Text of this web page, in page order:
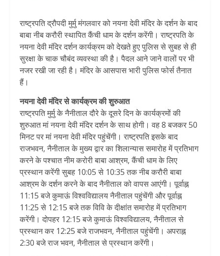
राष्ट्रपति द्रौपदी मुर्मु मंगलवार को नयना देवी मंदिर के दर्शन के बाद
बाबा नीब करौरी स्थापित कैंची धाम के दर्शन करेंगी। राष्ट्रपति के
नयना देवी मंदिर दर्शन कार्यक्रम को देखते हुए पुलिस से सुबह से ही
सुरक्षा के चाक चौबंद व्यवस्था की है। पैदल आने जाने वालों पर भी
नजर रखी जा रही है। मंदिर के आसपास भारी पुलिस फोर्स तैनात
हैं।
नयना देवी मंदिर से कार्यक्रम की शुरुआत
राष्ट्रपति मुर्मु के नैनीताल दौरे के दूसरे दिन के कार्यक्रमों की
शुरुआत मां नयना देवी मंदिर दर्शन के साथ होगी। वह 8 बजकर 50
मिनट पर मां नयना देवी मंदिर पहुंचेंगी। राष्ट्रपति इसके बाद
राजभवन, नैनीताल के मुख्य द्वार का शिलान्यास समारोह में प्रतिभाग
करने के पश्चात नीम करोरी बाबा आश्रम, कैंची धाम के लिए
प्रस्थान करेंगी सुबह 10:05 से 10:35 तक नीब करौरी बाबा
आश्रम के दर्शन करने के बाद नैनीताल को वापस आएंगी। पूर्वाह्न
11:15 बजे कुमाऊं विश्वविद्यालय नैनीताल पहुंचेंगी और पूर्वाह्न
11:25 से 12:15 बजे तक विवि के दीक्षांत समारोह में प्रतिभाग
करेंगी। दोपहर 12:15 बजे कुमाऊं विश्वविद्यालय, नैनीताल से
प्रस्थान कर 12:25 बजे राजभवन, नैनीताल पहुंचेंगी। अपराह्न
2:30 बजे राज भवन, नैनीताल से प्रस्थान करेंगी।